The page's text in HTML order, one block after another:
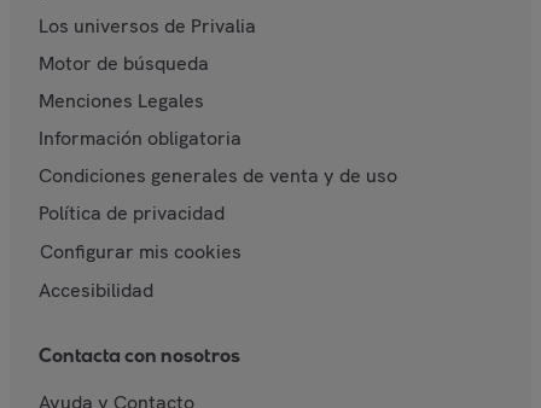
Los universos de Privalia
Motor de búsqueda
Menciones Legales
Información obligatoria
Condiciones generales de venta y de uso
Política de privacidad
Configurar mis cookies
Accesibilidad
Contacta con nosotros
Ayuda y Contacto